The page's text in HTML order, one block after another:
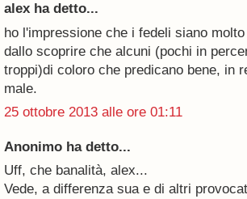
alex ha detto...
ho l'impressione che i fedeli siano
dallo scoprire che alcuni (pochi in
troppi)di coloro che predicano bene, in
male.
25 ottobre 2013 alle ore 01:11
Anonimo ha detto...
Uff, che banalità, alex...
Vede, a differenza sua e di altri